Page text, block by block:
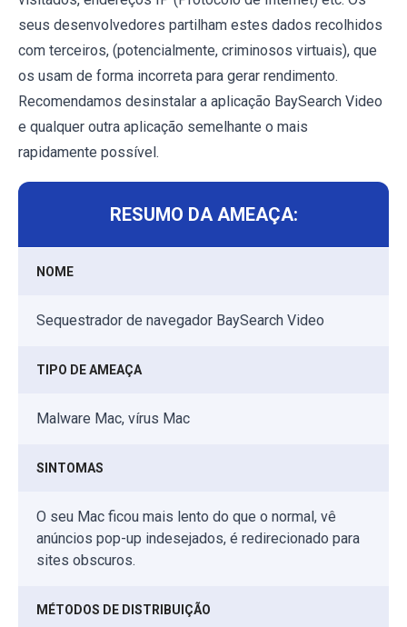
seus desenvolvedores partilham estes dados recolhidos
com terceiros, (potencialmente, criminosos virtuais), que
os usam de forma incorreta para gerar rendimento.
Recomendamos desinstalar a aplicação BaySearch Video
e qualquer outra aplicação semelhante o mais
rapidamente possível.
RESUMO DA AMEAÇA:
NOME
Sequestrador de navegador BaySearch Video
TIPO DE AMEAÇA
Malware Mac, vírus Mac
SINTOMAS
O seu Mac ficou mais lento do que o normal, vê
anúncios pop-up indesejados, é redirecionado para
sites obscuros.
MÉTODOS DE DISTRIBUIÇÃO